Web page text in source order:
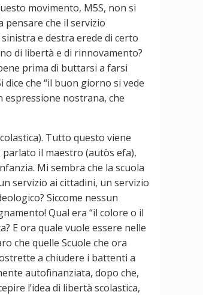
movimento, M5S, non si
pensare che il servizio
e destra erede di certo
di libertà e di rinnovamento?
prima di buttarsi a farsi
che “il buon giorno si vede
espressione nostrana, che
Tutto questo viene
parlato il maestro (autòs efa),
Mi sembra che la scuola
servizio ai cittadini, un servizio
Siccome nessun
Qual era “il colore o il
E ora quale vuole essere nelle
che quelle Scuole che ora
a chiudere i battenti a
autofinanziata, dopo che,
l’idea di libertà scolastica,